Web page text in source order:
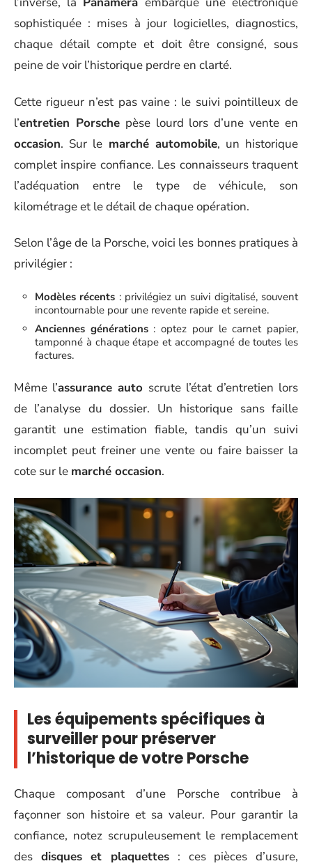
sophistiquée : mises à jour logicielles, diagnostics,
chaque détail compte et doit être consigné, sous
peine de voir l’historique perdre en clarté.
Cette rigueur n’est pas vaine : le suivi pointilleux de
l’entretien Porschepèse lourd lors d’une vente en
occasion. Sur le marché automobile, un historique
complet inspire confiance. Les connaisseurs traquent
l’adéquation entre le type de véhicule, son
kilométrage et le détail de chaque opération.
Selon l’âge de la Porsche, voici les bonnes pratiques à
privilégier :
Modèles récents : privilégiez un suivi digitalisé, souvent
incontournable pour une revente rapide et sereine.
Anciennes générations: optez pour le carnet papier,
tamponné à chaque étape et accompagné de toutes les
factures.
Même l’assurance auto scrute l’état d’entretien lors
de l’analyse du dossier. Un historique sans faille
garantit une estimation fiable, tandis qu’un suivi
incomplet peut freiner une vente ou faire baisser la
cote sur le marché occasion.
Les équipements spécifiques à
surveiller pour préserver
l’historique de votre Porsche
Chaque composant d’une Porsche contribue à
façonner son histoire et sa valeur. Pour garantir la
confiance, notez scrupuleusement le remplacement
des disques et plaquettes : ces pièces d’usure,